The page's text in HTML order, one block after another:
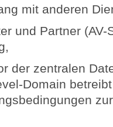
mit anderen
und Partner
der zentralen
Domain